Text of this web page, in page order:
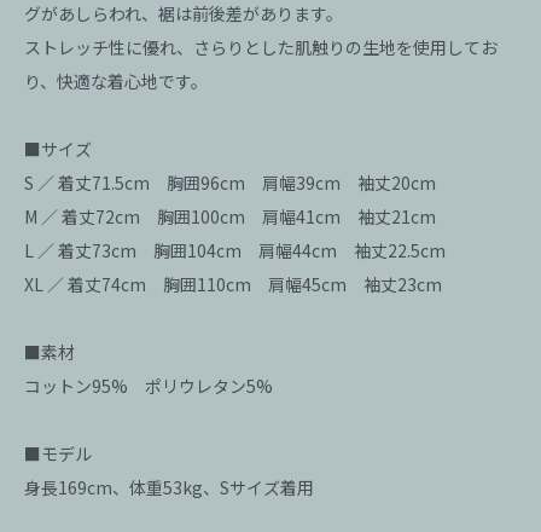
グがあしらわれ、裾は前後差があります。
ストレッチ性に優れ、さらりとした肌触りの生地を使用してお
り、快適な着心地です。
■サイズ
S ／ 着丈71.5cm 胸囲96cm 肩幅39cm 袖丈20cm
M ／ 着丈72cm 胸囲100cm 肩幅41cm 袖丈21cm
L ／ 着丈73cm 胸囲104cm 肩幅44cm 袖丈22.5cm
XL ／ 着丈74cm 胸囲110cm 肩幅45cm 袖丈23cm
■素材
コットン95% ポリウレタン5%
■モデル
身長169cm、体重53kg、Sサイズ着用